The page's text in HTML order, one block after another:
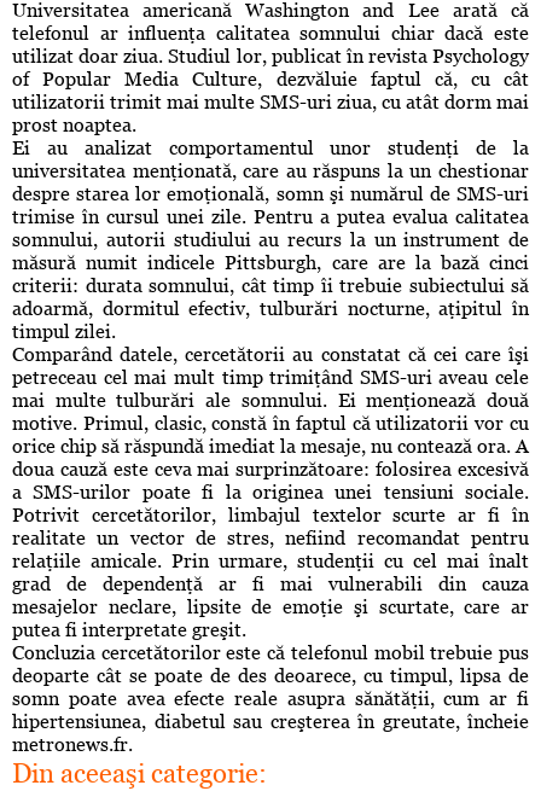
Universitatea americană Washington and Lee arată că
telefonul ar influenţa calitatea somnului chiar dacă este
utilizat doar ziua. Studiul lor, publicat în revista Psychology
of Popular Media Culture, dezvăluie faptul că, cu cât
utilizatorii trimit mai multe SMS-uri ziua, cu atât dorm mai
prost noaptea.
Ei au analizat comportamentul unor studenţi de la
universitatea menţionată, care au răspuns la un chestionar
despre starea lor emoţională, somn şi numărul de SMS-uri
trimise în cursul unei zile. Pentru a putea evalua calitatea
somnului, autorii studiului au recurs la un instrument de
măsură numit indicele Pittsburgh, care are la bază cinci
criterii: durata somnului, cât timp îi trebuie subiectului să
adoarmă, dormitul efectiv, tulburări nocturne, aţipitul în
timpul zilei.
Comparând datele, cercetătorii au constatat că cei care îşi
petreceau cel mai mult timp trimiţând SMS-uri aveau cele
mai multe tulburări ale somnului. Ei menţionează două
motive. Primul, clasic, constă în faptul că utilizatorii vor cu
orice chip să răspundă imediat la mesaje, nu contează ora. A
doua cauză este ceva mai surprinzătoare: folosirea excesivă
a SMS-urilor poate fi la originea unei tensiuni sociale.
Potrivit cercetătorilor, limbajul textelor scurte ar fi în
realitate un vector de stres, nefiind recomandat pentru
relaţiile amicale. Prin urmare, studenţii cu cel mai înalt
grad de dependenţă ar fi mai vulnerabili din cauza
mesajelor neclare, lipsite de emoţie şi scurtate, care ar
putea fi interpretate greşit.
Concluzia cercetătorilor este că telefonul mobil trebuie pus
deoparte cât se poate de des deoarece, cu timpul, lipsa de
somn poate avea efecte reale asupra sănătăţii, cum ar fi
hipertensiunea, diabetul sau creşterea în greutate, încheie
metronews.fr.
Din aceeaşi categorie: